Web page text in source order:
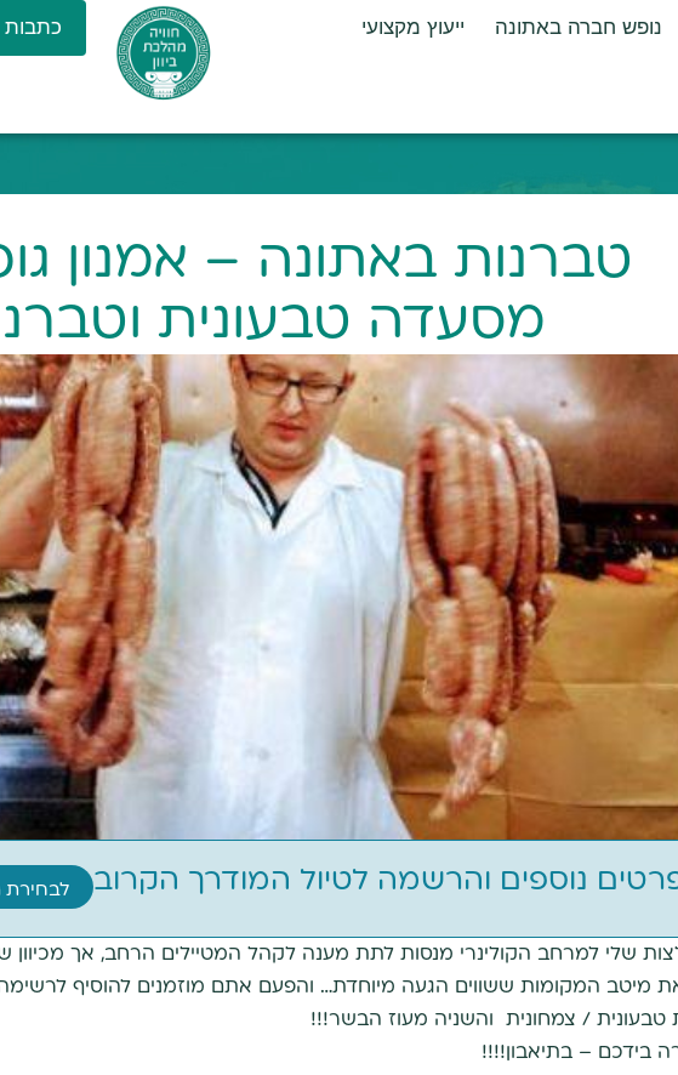
נופש חברה באתונה ייעוץ מקצועי כתבות
טברנות באתונה – אמנון
מסעדה טבעונית
נוספים והרשמה לטיול המודרך הקרוב לבחירת
שלי למרחב הקולינרי מנסות לתת מענה לקהל המטיילים הרחב, אך מכיוון
מיטב המקומות ששווים הגעה מיוחדת… והפעם אתם מוזמנים להוסיף
/ צמחונית והשניה מעוז הבשר!!!
בידכם – בתיאבון!!!!